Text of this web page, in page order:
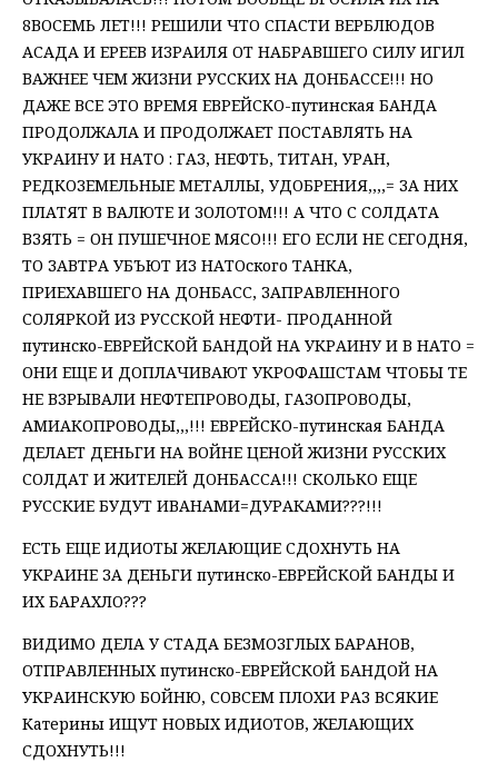
8ВОСЕМЬ ЛЕТ!!! РЕШИЛИ ЧТО СПАСТИ ВЕРБЛЮДОВ
АСАДА И ЕРЕЕВ ИЗРАИЛЯ ОТ НАБРАВШЕГО СИЛУ ИГИЛ
ВАЖНЕЕ ЧЕМ ЖИЗНИ РУССКИХ НА ДОНБАССЕ!!! НО
ДАЖЕ ВСЕ ЭТО ВРЕМЯ ЕВРЕЙСКО-путинская БАНДА
ПРОДОЛЖАЛА И ПРОДОЛЖАЕТ ПОСТАВЛЯТЬ НА
УКРАИНУ И НАТО : ГАЗ, НЕФТЬ, ТИТАН, УРАН,
РЕДКОЗЕМЕЛЬНЫЕ МЕТАЛЛЫ, УДОБРЕНИЯ,,,,= ЗА НИХ
ПЛАТЯТ В ВАЛЮТЕ И ЗОЛОТОМ!!! А ЧТО С СОЛДАТА
ВЗЯТЬ = ОН ПУШЕЧНОЕ МЯСО!!! ЕГО ЕСЛИ НЕ СЕГОДНЯ,
ТО ЗАВТРА УБЪЮТ ИЗ НАТОского ТАНКА,
ПРИЕХАВШЕГО НА ДОНБАСС, ЗАПРАВЛЕННОГО
СОЛЯРКОЙ ИЗ РУССКОЙ НЕФТИ- ПРОДАННОЙ
путинско-ЕВРЕЙСКОЙ БАНДОЙ НА УКРАИНУ И В НАТО =
ОНИ ЕЩЕ И ДОПЛАЧИВАЮТ УКРОФАШСТАМ ЧТОБЫ ТЕ
НЕ ВЗРЫВАЛИ НЕФТЕПРОВОДЫ, ГАЗОПРОВОДЫ,
АМИАКОПРОВОДЫ,,,!!! ЕВРЕЙСКО-путинская БАНДА
ДЕЛАЕТ ДЕНЬГИ НА ВОЙНЕ ЦЕНОЙ ЖИЗНИ РУССКИХ
СОЛДАТ И ЖИТЕЛЕЙ ДОНБАССА!!! СКОЛЬКО ЕЩЕ
РУССКИЕ БУДУТ ИВАНАМИ=ДУРАКАМИ???!!!
ЕСТЬ ЕЩЕ ИДИОТЫ ЖЕЛАЮЩИЕ СДОХНУТЬ НА
УКРАИНЕ ЗА ДЕНЬГИ путинско-ЕВРЕЙСКОЙ БАНДЫ И
ИХ БАРАХЛО???
ВИДИМО ДЕЛА У СТАДА БЕЗМОЗГЛЫХ БАРАНОВ,
ОТПРАВЛЕННЫХ путинско-ЕВРЕЙСКОЙ БАНДОЙ НА
УКРАИНСКУЮ БОЙНЮ, СОВСЕМ ПЛОХИ РАЗ ВСЯКИЕ
Катерины ИЩУТ НОВЫХ ИДИОТОВ, ЖЕЛАЮЩИХ
СДОХНУТЬ!!!